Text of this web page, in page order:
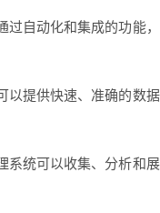
过自动化和集成的功能
以提供快速、准确的数
系统可以收集、分析和